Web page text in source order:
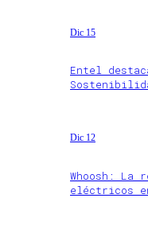
Dic 15
Entel
Dic 12
Whoosh: La
eléctricos